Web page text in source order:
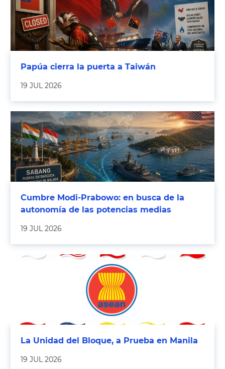
Papúa cierra la puerta a Taiwán
19 JUL 2026
Cumbre Modi-Prabowo: en busca de la
autonomía de las potencias medias
19 JUL 2026
La Unidad del Bloque, a Prueba en Manila
19 JUL 2026